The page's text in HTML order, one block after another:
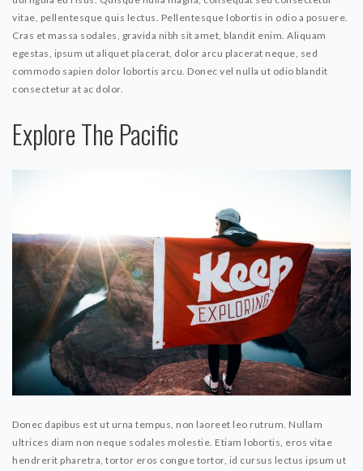
vitae, pellentesque quis lectus. Pellentesque lobortis in odio a posuere.
Cras et massa sodales, gravida nibh sit amet, blandit enim. Aliquam
egestas, ipsum ut aliquet placerat, dolor arcu placerat neque, sed
commodo sapien dolor lobortis arcu. Donec vel nulla ut odio blandit
consectetur at ac dolor.
Explore The Pacific
Donec dapibus est ut urna tempus, non laoreet leo rutrum. Nullam
ultrices diam non neque sodales molestie. Etiam lobortis, eros vitae
hendrerit pharetra, tortor eros congue tortor, id cursus lectus ipsum ut